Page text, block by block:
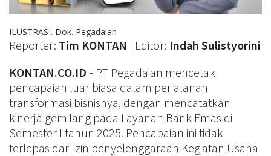
ILUSTRASI. Dok. Pegadaian
Reporter: Tim KONTAN | Editor: Indah Sulistyorini
KONTAN.CO.ID - PT Pegadaian mencetak
pencapaian luar biasa dalam perjalanan
transformasi bisnisnya, dengan mencatatkan
kinerja gemilang pada Layanan Bank Emas di
Semester I tahun 2025. Pencapaian ini tidak
terlepas dari izin penyelenggaraan Kegiatan Usaha